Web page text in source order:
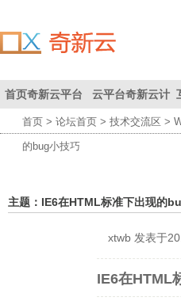
首页奇新云平台
首页
云平台奇新云计
算平台
联系我们为您创
造价值
首页 > 论坛首页 > 技术交流区 >
的bug小技巧
主题：IE6在HTML标准下出现的
xtwb 发表于
IE6在HTML